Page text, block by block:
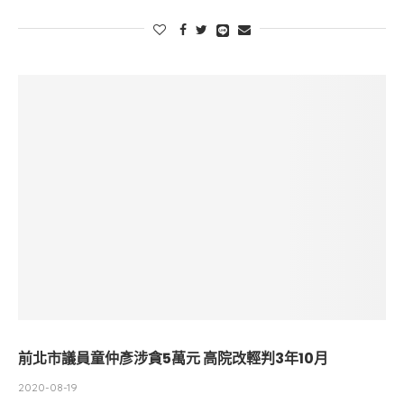
前北市議員童仲彥涉貪5萬元 高院改輕判3年10月
2020-08-19